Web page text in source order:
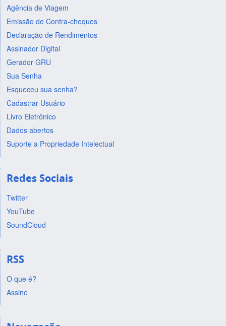
Agência de Viagem
Emissão de Contra-cheques
Declaração de Rendimentos
Assinador Digital
Gerador GRU
Sua Senha
Esqueceu sua senha?
Cadastrar Usuário
Livro Eletrônico
Dados abertos
Suporte a Propriedade Intelectual
Redes Sociais
Twitter
YouTube
SoundCloud
RSS
O que é?
Assine